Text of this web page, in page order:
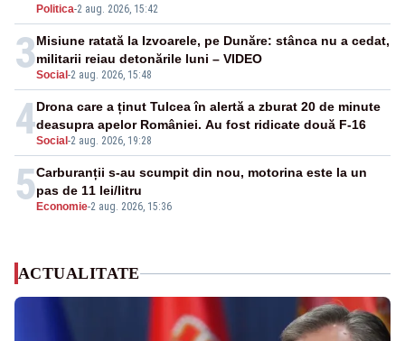
Politica-2 aug. 2026, 15:42
3Social -2 aug. 2026, 15:48
Misiune ratată la Izvoarele, pe Dunăre: stânca nu a cedat,
militarii reiau detonările luni – VIDEO
4Social -2 aug. 2026, 19:28
Drona care a ținut Tulcea în alertă a zburat 20 de minute
deasupra apelor României. Au fost ridicate două F-16
5 Economie-2 aug. 2026, 15:36
Carburanții s-au scumpit din nou, motorina este la un
pas de 11 lei/litru
ACTUALITATE